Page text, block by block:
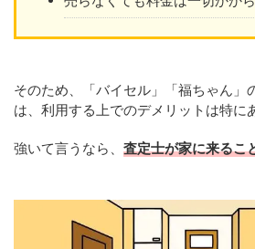
そのため、「バイセル」「福ちゃん」
は、利用する上でのデメリットは特に
強いて言うなら、 査定士が家に来るこ